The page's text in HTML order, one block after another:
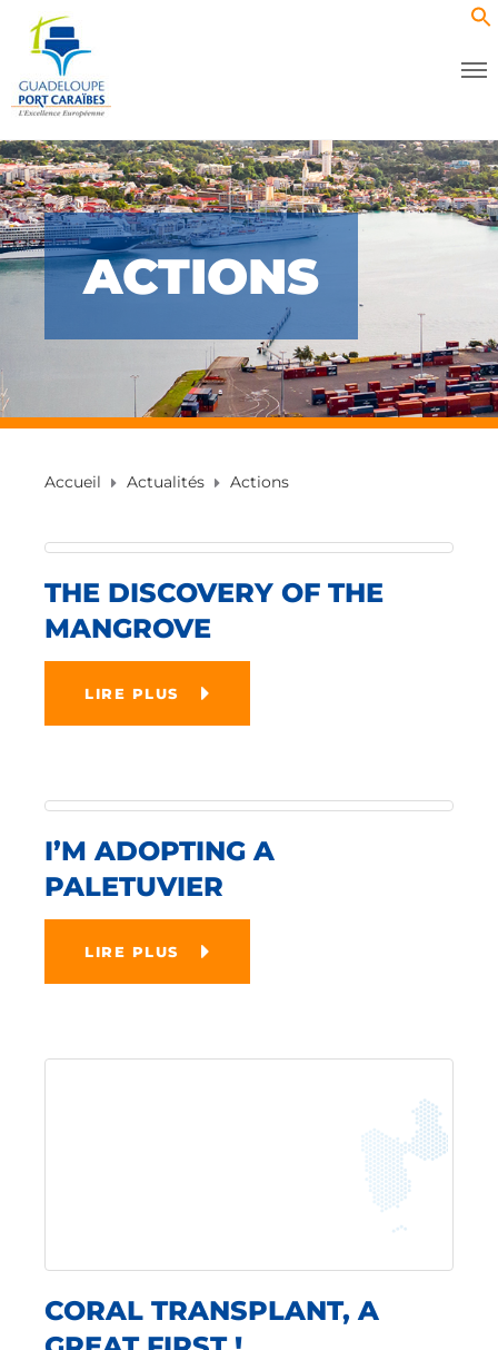
ACTIONS
Accueil Actualités Actions
THE DISCOVERY OF THE
MANGROVE
LIRE PLUS
I’M ADOPTING A
PALETUVIER
LIRE PLUS
CORAL TRANSPLANT, A